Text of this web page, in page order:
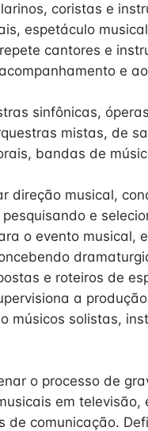
coristas e
espetáculo
cantores e
e
sinfônicas,
mistas, de
bandas de
direção musical,
e
o evento musical,
e roteiros de
a
músicos solistas,
o processo de
em televisão,
de comunicação.